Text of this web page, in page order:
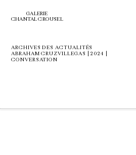
GALERIE
CHANTAL CROUSEL
ARCHIVES DES ACTUALITÉS
ABRAHAM CRUZVILLEGAS | 2024 |
CONVERSATION